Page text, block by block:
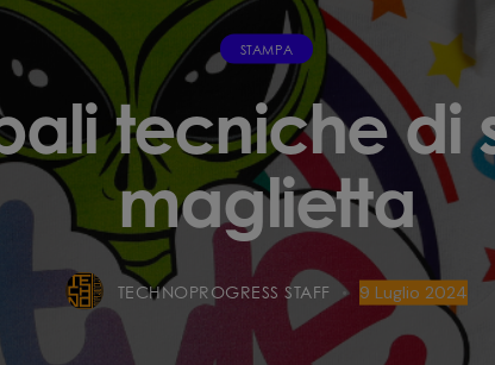
STAMPA
tecniche di
maglietta
TECHNOPROGRESS STAFF 9 Luglio 2024